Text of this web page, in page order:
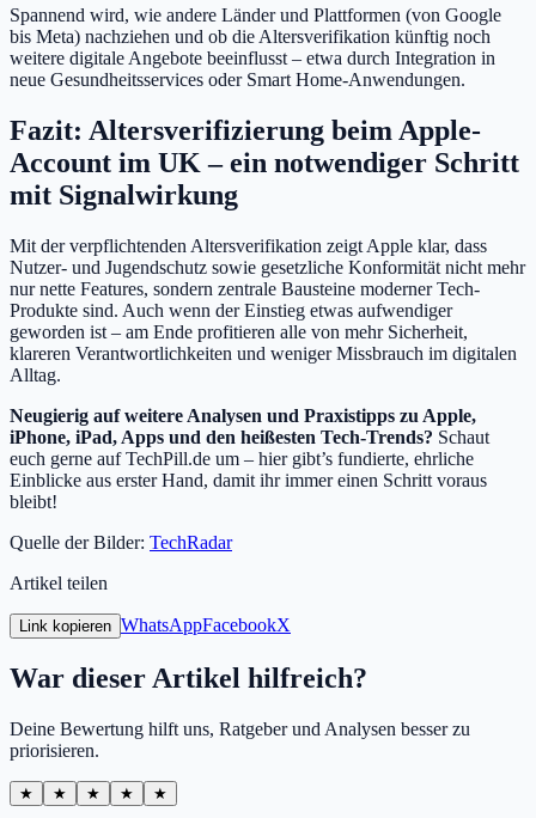
Spannend wird, wie andere Länder und Plattformen (von Google
bis Meta) nachziehen und ob die Altersverifikation künftig noch
weitere digitale Angebote beeinflusst – etwa durch Integration in
neue Gesundheitsservices oder Smart Home-Anwendungen.
Fazit: Altersverifizierung beim Apple-
Account im UK – ein notwendiger Schritt
mit Signalwirkung
Mit der verpflichtenden Altersverifikation zeigt Apple klar, dass
Nutzer- und Jugendschutz sowie gesetzliche Konformität nicht mehr
nur nette Features, sondern zentrale Bausteine moderner Tech-
Produkte sind. Auch wenn der Einstieg etwas aufwendiger
geworden ist – am Ende profitieren alle von mehr Sicherheit,
klareren Verantwortlichkeiten und weniger Missbrauch im digitalen
Alltag.
Neugierig auf weitere Analysen und Praxistipps zu Apple,
iPhone, iPad, Apps und den heißesten Tech-Trends? Schaut
euch gerne auf TechPill.de um – hier gibt’s fundierte, ehrliche
Einblicke aus erster Hand, damit ihr immer einen Schritt voraus
bleibt!
Quelle der Bilder: TechRadar
Artikel teilen
Link kopieren WhatsAppFacebookX
War dieser Artikel hilfreich?
Deine Bewertung hilft uns, Ratgeber und Analysen besser zu
priorisieren.
★ ★ ★ ★ ★